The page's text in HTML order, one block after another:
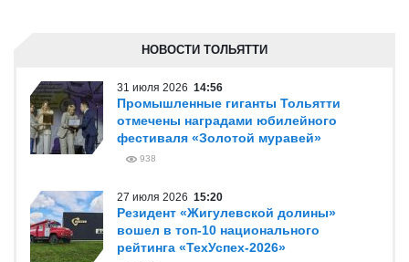
НОВОСТИ ТОЛЬЯТТИ
31 июля 2026 14:56
Промышленные гиганты Тольятти
отмечены наградами юбилейного
фестиваля «Золотой муравей»
938
27 июля 2026 15:20
Резидент «Жигулевской долины»
вошел в топ-10 национального
рейтинга «ТехУспех-2026»